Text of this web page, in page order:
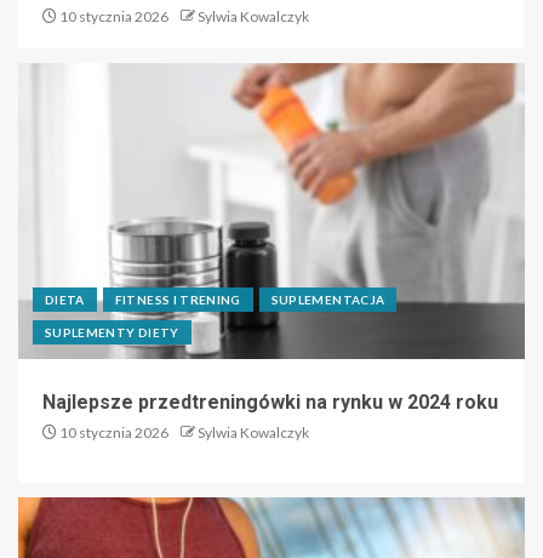
10 stycznia 2026 Sylwia Kowalczyk
DIETA FITNESS I TRENING SUPLEMENTACJA
SUPLEMENTY DIETY
Najlepsze przedtreningówki na rynku w 2024 roku
10 stycznia 2026 Sylwia Kowalczyk